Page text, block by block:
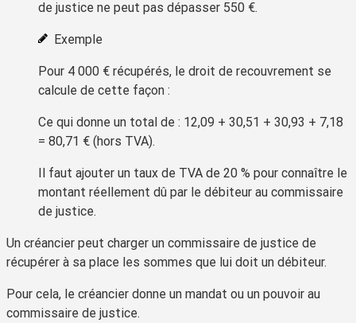
de justice ne peut pas dépasser 550 €.
Exemple
Pour 4 000 € récupérés, le droit de recouvrement se
calcule de cette façon :
Ce qui donne un total de : 12,09 + 30,51 + 30,93 + 7,18
= 80,71 € (hors TVA).
Il faut ajouter un taux de TVA de 20 % pour connaître le
montant réellement dû par le débiteur au commissaire
de justice.
Un créancier peut charger un commissaire de justice de
récupérer à sa place les sommes que lui doit un débiteur.
Pour cela, le créancier donne un mandat ou un pouvoir au
commissaire de justice.